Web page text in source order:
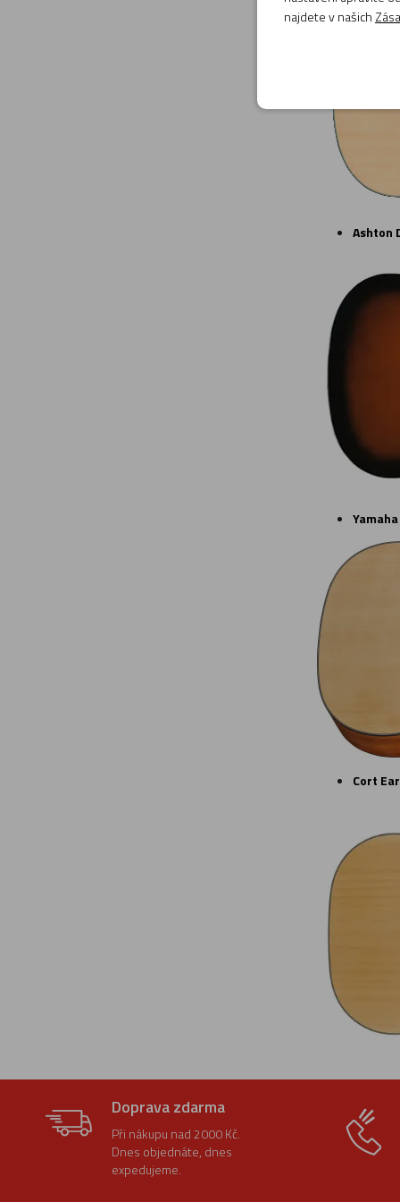
Ashton
Cort
Doprava zdarma
Při nákupu nad 2000 Kč.
Dnes objednáte, dnes
expedujeme.
najdete v našich